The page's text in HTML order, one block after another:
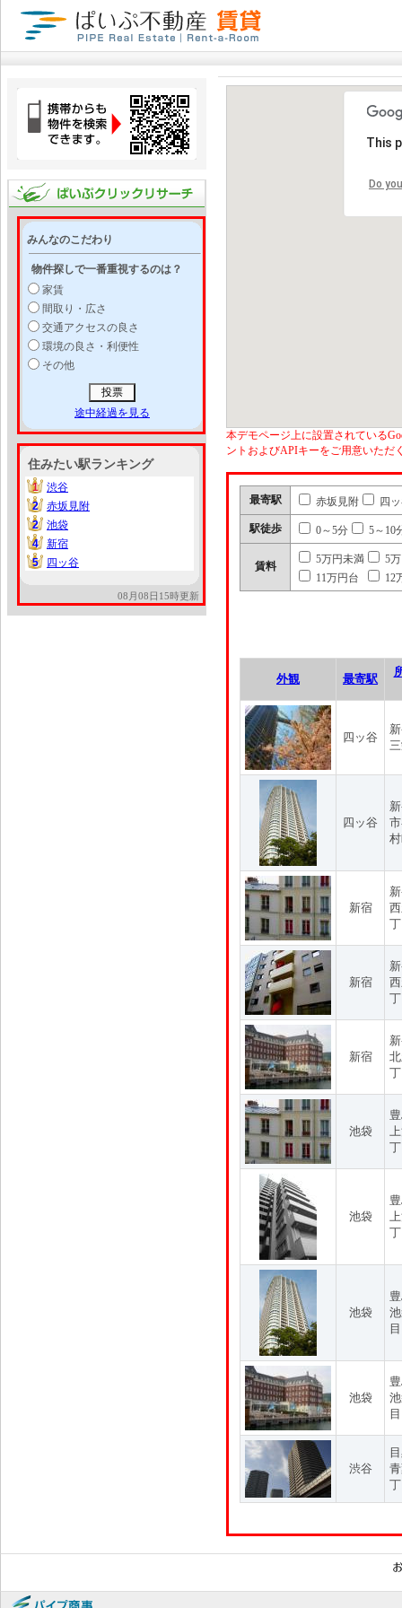
みんなのこだわり
物件探しで一番重視するのは？
家賃
間取り・広さ
交通アクセスの良さ
環境の良さ・利便性
その他
途中経過を見る
住みたい駅ランキング
1
1
渋谷
2
2
赤坂見附
2
2
池袋
4
4
新宿
5
5 四ッ谷
08月08日15時更新
This
Do
本デモページ上に設置されている
ントおよびAPIキーをご用意いただ
最寄駅 赤坂見附 四
駅徒歩 0～5分 5～10
賃料
5万円未満
5
11万円台
12
外観 最寄駅
四ッ谷
四ッ谷
新宿
新宿
新宿
池袋
池袋
池袋
目
池袋
渋谷